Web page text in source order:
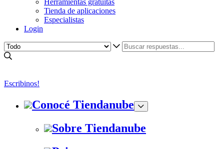
Herramientas gratuitas
Tienda de aplicaciones
Especialistas
Login
Escribinos!
Conocé Tiendanube
Sobre Tiendanube